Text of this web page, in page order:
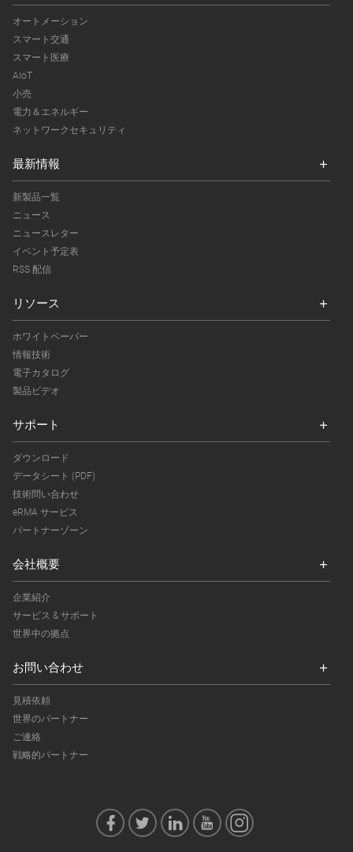
オートメーション
スマート交通
スマート医療
AIoT
小売
電力＆エネルギー
ネットワークセキュリティ
最新情報
新製品一覧
ニュース
ニュースレター
イベント予定表
RSS 配信
リソース
ホワイトペーパー
情報技術
電子カタログ
製品ビデオ
サポート
ダウンロード
データシート (PDF)
技術問い合わせ
eRMA サービス
パートナーゾーン
会社概要
企業紹介
サービス & サポート
世界中の拠点
お問い合わせ
見積依頼
世界のパートナー
ご連絡
戦略的パートナー